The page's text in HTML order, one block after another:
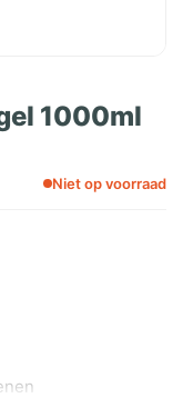
1000ml
Niet op voorraad